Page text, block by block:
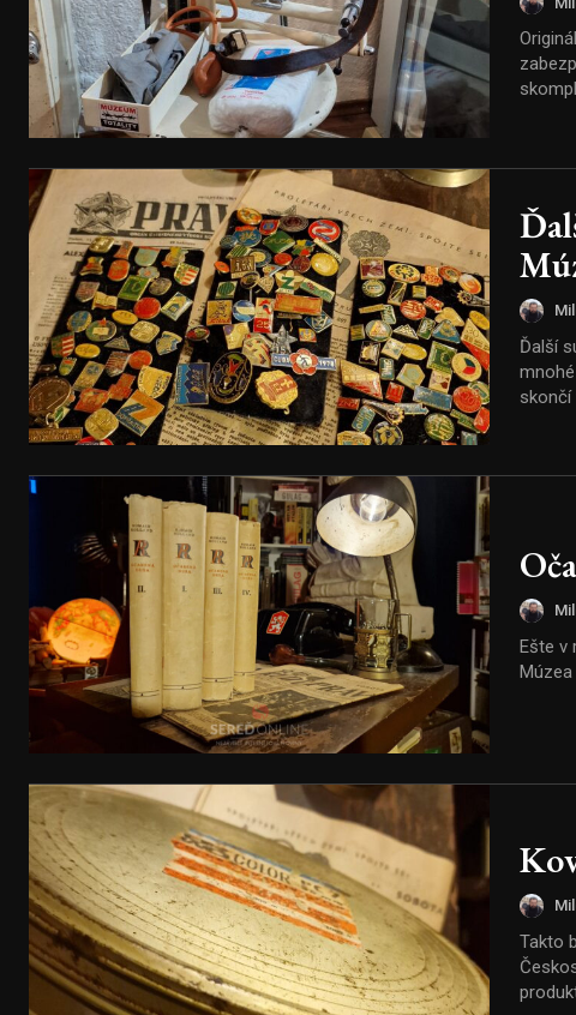
Ďalší
skončí
Ešte v
Takto